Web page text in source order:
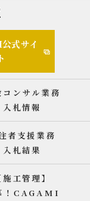
式サイ
コンサル業務
入札情報
者支援業務
入札結果
施工管理】
！CAGAMI